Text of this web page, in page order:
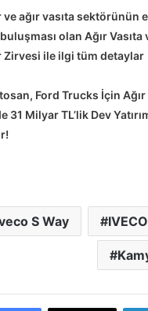
ve ağır vasıta sektörünün
olan Ağır Vasıta
Zirvesi ile ilgi tüm detaylar
Ford Trucks İçin Ağır
31 Milyar TL’lik Dev
S Way
ATLAS İş
Yapılandırma